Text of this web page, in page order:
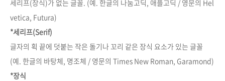
세리프(장식)가 없는 글꼴. (예. 한글의 나눔고딕, 애플고딕 / 영문의 Hel
vetica, Futura)
*세리프(Serif)
글자의 획 끝에 덧붙는 작은 돌기나 꼬리 같은 장식 요소가 있는 글꼴
(예. 한글의 바탕체, 명조체 / 영문의 Times New Roman, Garamond)
*장식